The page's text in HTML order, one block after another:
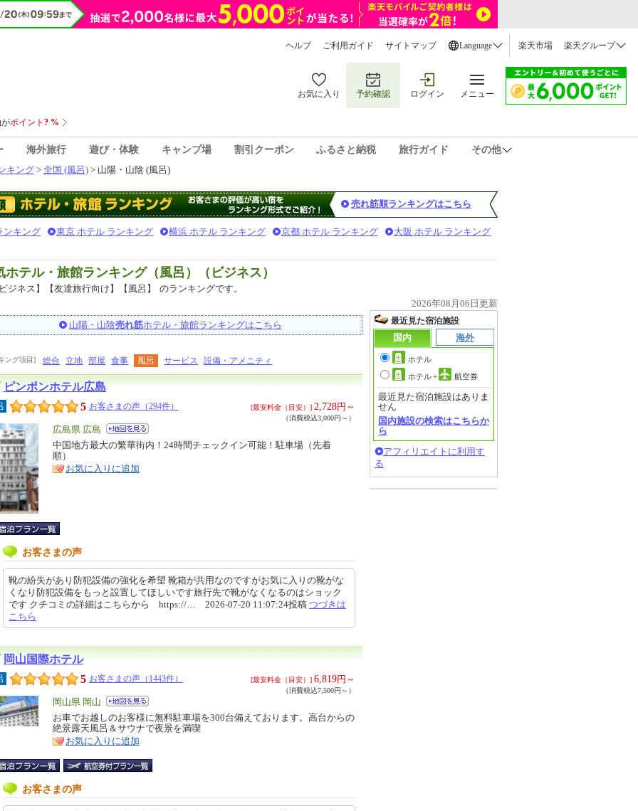
ヘルプ ご利用ガイド サイトマップ Language 楽天市場 楽天グループ
お気に入り 予約確認 ログイン メニュー
海外旅行 遊び・体験 キャンプ場 割引クーポン ふるさと納税 旅行ガイド
その他
キング > 全国 (風呂) > 山陽・山陰 (風呂)
売れ筋順ランキングはこちら
ンキング 東京 ホテル ランキング 横浜 ホテル ランキング 京都 ホテル ランキング 大阪 ホテル ランキング
テル・旅館ランキング（風呂）（ビジネス）
ネス】【友達旅行向け】【風呂】
のランキングです。
2026年08月06日更新
山陽・山陰売れ筋ホテル・旅館ランキングはこちら
ング項目] 総合 立地 部屋 食事 風呂 サービス 設備・アメニティ
ピンポンホテル広島
5 お客さまの声（294件） [最安料金（目安）] 2,728円～
（消費税込3,000円～）
エ
リ
ア
広島県 広島
特
徴
中国地方最大の繁華街内！24時間チェックイン可能！駐車場（先着
順）
お気に入りに追加
お客さまの声
靴の紛失があり防犯設備の強化を希望 靴箱が共用なのですがお気に入りの靴がな
くなり防犯設備をもっと設置してほしいです旅行先で靴がなくなるのはショック
です クチコミの詳細はこちらから https://… 2026-07-20 11:07:24投稿 つづきは
こちら
岡山国際ホテル
5 お客さまの声（1443件） [最安料金（目安）] 6,819円～
（消費税込7,500円～）
エ
リ
ア
岡山県 岡山
特
徴
お車でお越しのお客様に無料駐車場を300台備えております。高台からの
絶景露天風呂＆サウナで夜景を満喫
お気に入りに追加
お客さまの声
最近見た宿泊施設
国内
海外
ホテル
ホテル+ 航空券
最近見た宿泊施設はありま
せん
国内施設の検索はこちらか
ら
アフィリエイトに利用す
る